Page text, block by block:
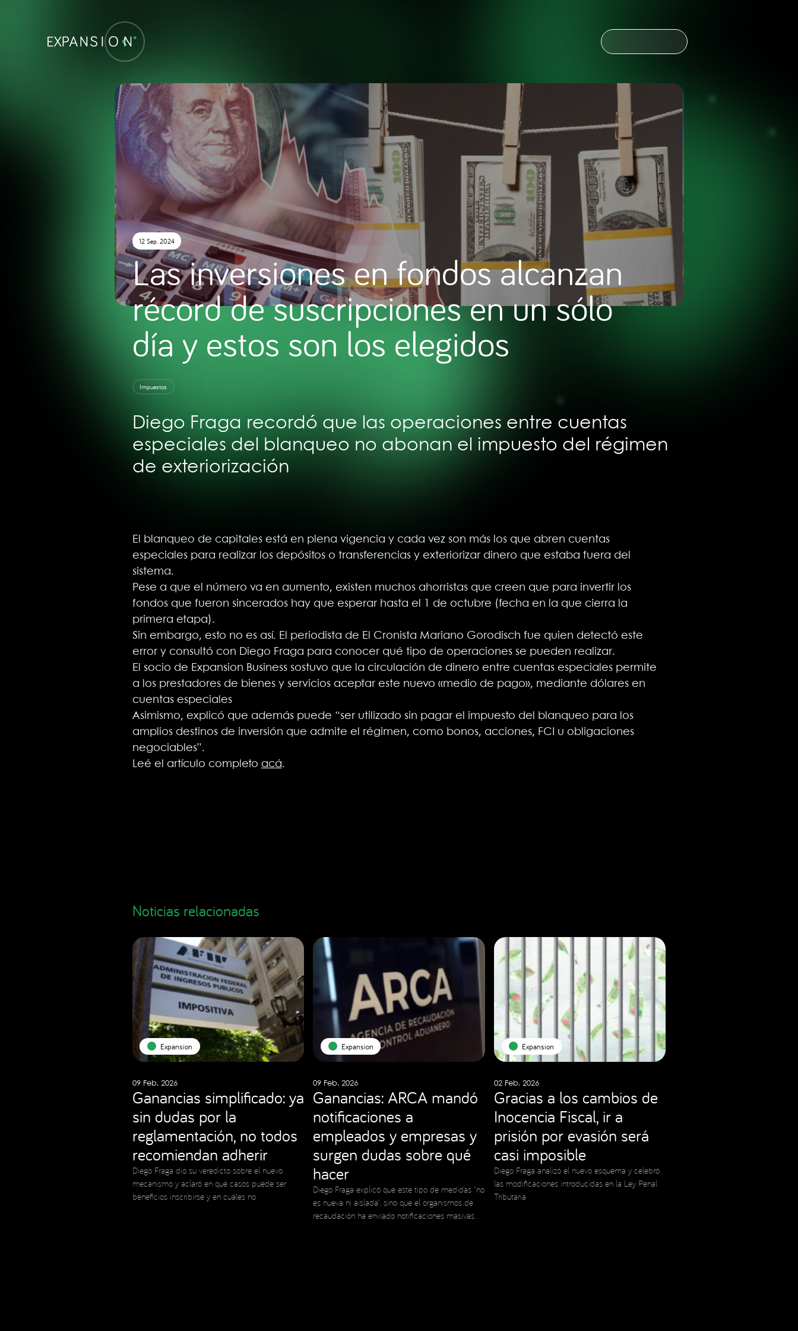
NOTICIAS ESPAÑOL
12 Sep. 2024
Las inversiones en fondos alcanzan
récord de suscripciones en un sólo
día y estos son los elegidos
Impuestos
Diego Fraga recordó que las operaciones entre cuentas
especiales del blanqueo no abonan el impuesto del régimen
de exteriorización
El blanqueo de capitales está en plena vigencia y cada vez son más los que abren cuentas
especiales para realizar los depósitos o transferencias y exteriorizar dinero que estaba fuera del
sistema.
Pese a que el número va en aumento, existen muchos ahorristas que creen que para invertir los
fondos que fueron sincerados hay que esperar hasta el 1 de octubre (fecha en la que cierra la
primera etapa).
Sin embargo, esto no es así. El periodista de El Cronista Mariano Gorodisch fue quien detectó este
error y consultó con Diego Fraga para conocer qué tipo de operaciones se pueden realizar.
El socio de Expansion Business sostuvo que la circulación de dinero entre cuentas especiales permite
a los prestadores de bienes y servicios aceptar este nuevo «medio de pago», mediante dólares en
cuentas especiales
Asimismo, explicó que además puede “ser utilizado sin pagar el impuesto del blanqueo para los
amplios destinos de inversión que admite el régimen, como bonos, acciones, FCI u obligaciones
negociables”.
Leé el artículo completo acá.
Noticias relacionadas
Expansion
09 Feb. 2026
Ganancias simplificado: ya
sin dudas por la
reglamentación, no todos
recomiendan adherir
Diego Fraga dio su veredicto sobre el nuevo
mecanismo y aclaró en qué casos puede ser
beneficios inscribirse y en cuáles no
Expansion
09 Feb. 2026
Ganancias: ARCA mandó
notificaciones a
empleados y empresas y
surgen dudas sobre qué
hacer
Diego Fraga explicó que este tipo de medidas “no
es nueva ni aislada”, sino que el organismos de
recaudación ha enviado notificaciones masivas
Expansion
02 Feb. 2026
Gracias a los cambios de
Inocencia Fiscal, ir a
prisión por evasión será
casi imposible
Diego Fraga analizó el nuevo esquema y celebró
las modificaciones introducidas en la Ley Penal
Tributaria